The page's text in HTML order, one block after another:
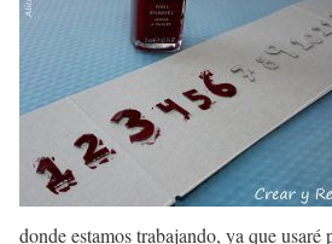
donde estamos trabajando, ya que usaré